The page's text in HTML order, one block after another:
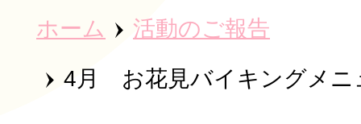
ホーム
活動のご報告
4月 お花見バイキングメニ
秀英会につ